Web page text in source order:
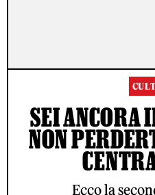
SEI ANCORA
NON
Ecco la